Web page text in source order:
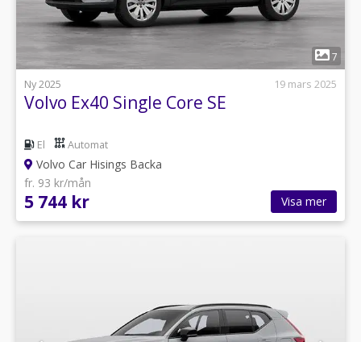
7
Ny 2025
19 mars 2025
Volvo Ex40 Single Core SE
El Automat
Volvo Car Hisings Backa
fr. 93 kr/mån
5 744 kr Visa mer